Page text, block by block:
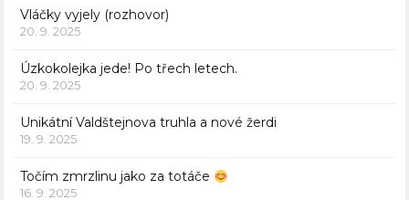
Vláčky vyjely (rozhovor)
20. 9. 2025
Úzkokolejka jede! Po třech letech.
20. 9. 2025
Unikátní Valdštejnova truhla a nové žerdi
19. 9. 2025
Točím zmrzlinu jako za totáče
16. 9. 2025